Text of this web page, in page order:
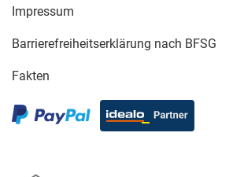
Impressum
Barrierefreiheitserklärung nach BFSG
Fakten